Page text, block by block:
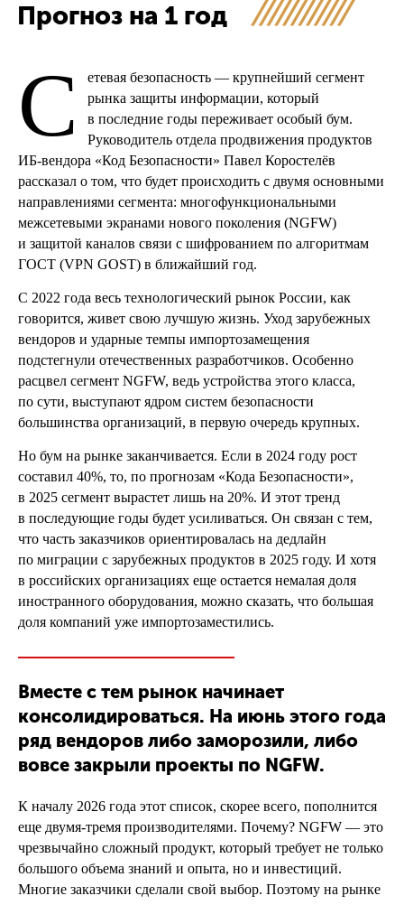
Прогноз на 1 год
С
етевая безопасность — крупнейший сегмент
рынка защиты информации, который
в последние годы переживает особый бум.
Руководитель отдела продвижения продуктов
ИБ-вендора «Код Безопасности» Павел Коростелёв
рассказал о том, что будет происходить с двумя основными
направлениями сегмента: многофункциональными
межсетевыми экранами нового поколения (NGFW)
и защитой каналов связи с шифрованием по алгоритмам
ГОСТ (VPN GOST) в ближайший год.
С 2022 года весь технологический рынок России, как
говорится, живет свою лучшую жизнь. Уход зарубежных
вендоров и ударные темпы импортозамещения
подстегнули отечественных разработчиков. Особенно
расцвел сегмент NGFW, ведь устройства этого класса,
по сути, выступают ядром систем безопасности
большинства организаций, в первую очередь крупных.
Но бум на рынке заканчивается. Если в 2024 году рост
составил 40%, то, по прогнозам «Кода Безопасности»,
в 2025 сегмент вырастет лишь на 20%. И этот тренд
в последующие годы будет усиливаться. Он связан с тем,
что часть заказчиков ориентировалась на дедлайн
по миграции с зарубежных продуктов в 2025 году. И хотя
в российских организациях еще остается немалая доля
иностранного оборудования, можно сказать, что большая
доля компаний уже импортозаместились.
Вместе с тем рынок начинает
консолидироваться. На июнь этого года
ряд вендоров либо заморозили, либо
вовсе закрыли проекты по NGFW.
К началу 2026 года этот список, скорее всего, пополнится
еще двумя-тремя производителями. Почему? NGFW — это
чрезвычайно сложный продукт, который требует не только
большого объема знаний и опыта, но и инвестиций.
Многие заказчики сделали свой выбор. Поэтому на рынке